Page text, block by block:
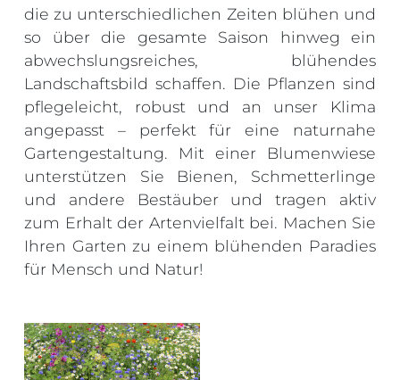
die zu unterschiedlichen Zeiten blühen und
so über die gesamte Saison hinweg ein
abwechslungsreiches, blühendes
Landschaftsbild schaffen. Die Pflanzen sind
pflegeleicht, robust und an unser Klima
angepasst – perfekt für eine naturnahe
Gartengestaltung. Mit einer Blumenwiese
unterstützen Sie Bienen, Schmetterlinge
und andere Bestäuber und tragen aktiv
zum Erhalt der Artenvielfalt bei. Machen Sie
Ihren Garten zu einem blühenden Paradies
für Mensch und Natur!